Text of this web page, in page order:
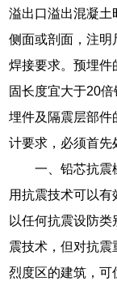
溢出口溢出混凝土
侧面或剖面，注明
焊接要求。预埋件
固长度宜大于20
埋件及隔震层部件
计要求，必须首先
一、铅芯抗震
用抗震技术可以
以任何抗震设防
震技术，但对抗震
烈度区的建筑，可